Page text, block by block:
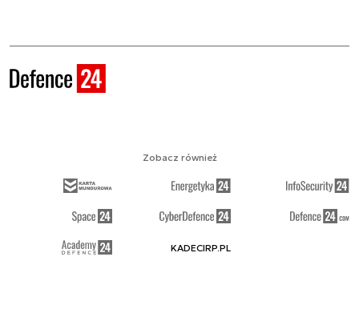
Zobacz również
KADECIRP.PL